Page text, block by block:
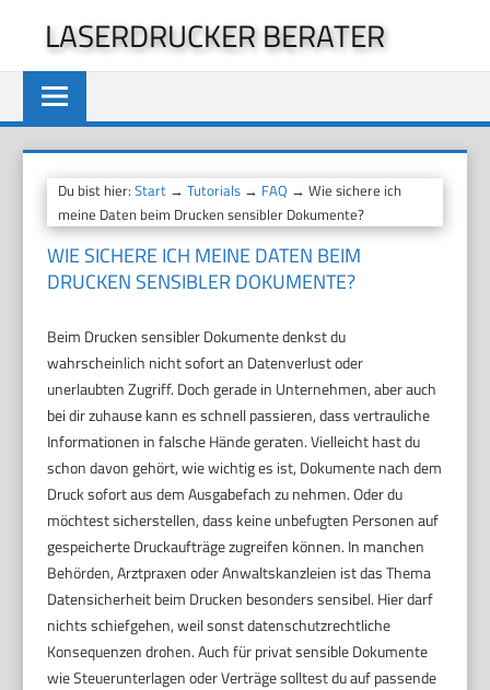
springen
LASERDRUCKER BERATER
Du bist hier:Start →Tutorials → FAQ → Wie sichere ich
meine Daten beim Drucken sensibler Dokumente?
WIE SICHERE ICH MEINE DATEN BEIM
DRUCKEN SENSIBLER DOKUMENTE?
Beim Drucken sensibler Dokumente denkst du
wahrscheinlich nicht sofort an Datenverlust oder
unerlaubten Zugriff. Doch gerade in Unternehmen, aber auch
bei dir zuhause kann es schnell passieren, dass vertrauliche
Informationen in falsche Hände geraten. Vielleicht hast du
schon davon gehört, wie wichtig es ist, Dokumente nach dem
Druck sofort aus dem Ausgabefach zu nehmen. Oder du
möchtest sicherstellen, dass keine unbefugten Personen auf
gespeicherte Druckaufträge zugreifen können. In manchen
Behörden, Arztpraxen oder Anwaltskanzleien ist das Thema
Datensicherheit beim Drucken besonders sensibel. Hier darf
nichts schiefgehen, weil sonst datenschutzrechtliche
Konsequenzen drohen. Auch für privat sensible Dokumente
wie Steuerunterlagen oder Verträge solltest du auf passende